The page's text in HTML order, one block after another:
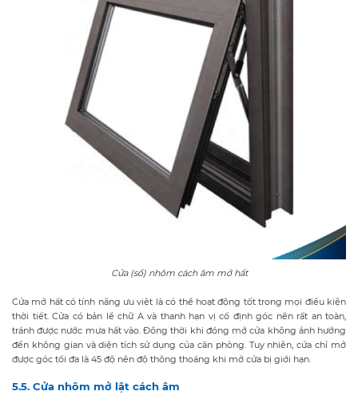
Cửa (sổ) nhôm cách âm mở hất
Cửa mở hất có tính năng ưu việt là có thể hoạt động tốt trong mọi điều kiện
thời tiết. Cửa có bản lề chữ A và thanh hạn vị cố định góc nên rất an toàn,
tránh được nước mưa hất vào. Đồng thời khi đóng mở cửa không ảnh hưởng
đến không gian và diện tích sử dụng của căn phòng. Tuy nhiên, cửa chỉ mở
được góc tối đa là 45 độ nên độ thông thoáng khi mở cửa bị giới hạn.
5.5. Cửa nhôm mở lật cách âm